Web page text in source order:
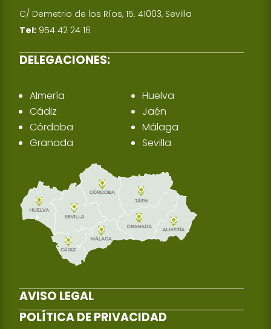
C/ Demetrio de los Ríos, 15. 41003, Sevilla
Tel: 954 42 24 16
DELEGACIONES:
Almería
Cádiz
Córdoba
Granada
Huelva
Jaén
Málaga
Sevilla
AVISO LEGAL
POLÍTICA DE PRIVACIDAD